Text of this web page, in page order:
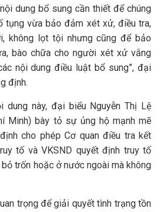
dung bổ sung cần thiết để chúng
tụng vừa bảo đảm xét xử, điều tra,
không lọt tội nhưng cũng để bảo
bào chữa cho người xét xử vắng
nội dung điều luật bổ sung”, đại
định.
dung này, đại biểu Nguyễn Thị Lệ
Minh) bày tỏ sự ủng hộ mạnh mẽ
cho phép Cơ quan điều tra kết
tố và VKSND quyết định truy tố
trốn hoặc ở nước ngoài mà không
trọng để giải quyết tình trạng tồn